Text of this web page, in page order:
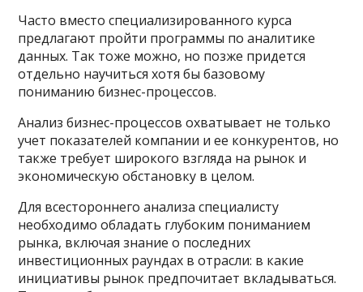
Часто вместо специализированного курса
предлагают пройти программы по аналитике
данных. Так тоже можно, но позже придется
отдельно научиться хотя бы базовому
пониманию бизнес-процессов.
Анализ бизнес-процессов охватывает не только
учет показателей компании и ее конкурентов, но
также требует широкого взгляда на рынок и
экономическую обстановку в целом.
Для всестороннего анализа специалисту
необходимо обладать глубоким пониманием
рынка, включая знание о последних
инвестиционных раундах в отрасли: в какие
инициативы рынок предпочитает вкладываться.